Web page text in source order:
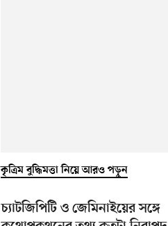
কৃত্রিম বুদ্ধিমত্তা নিয়ে আরও পড়ুন
চ্যাটজিপিটি ও জেমিনাইয়ের সঙ্গে